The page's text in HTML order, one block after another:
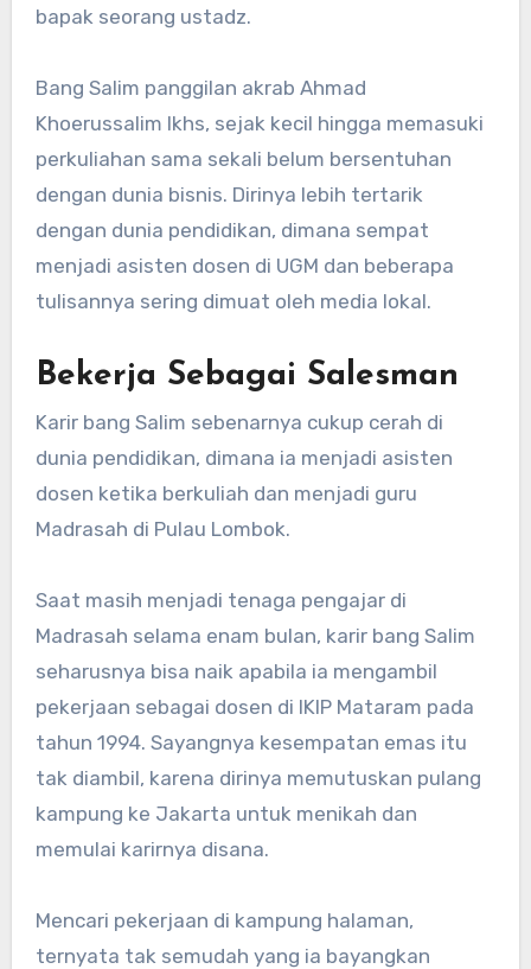
bapak seorang ustadz.
Bang Salim panggilan akrab Ahmad
Khoerussalim Ikhs, sejak kecil hingga memasuki
perkuliahan sama sekali belum bersentuhan
dengan dunia bisnis. Dirinya lebih tertarik
dengan dunia pendidikan, dimana sempat
menjadi asisten dosen di UGM dan beberapa
tulisannya sering dimuat oleh media lokal.
Bekerja Sebagai Salesman
Karir bang Salim sebenarnya cukup cerah di
dunia pendidikan, dimana ia menjadi asisten
dosen ketika berkuliah dan menjadi guru
Madrasah di Pulau Lombok.
Saat masih menjadi tenaga pengajar di
Madrasah selama enam bulan, karir bang Salim
seharusnya bisa naik apabila ia mengambil
pekerjaan sebagai dosen di IKIP Mataram pada
tahun 1994. Sayangnya kesempatan emas itu
tak diambil, karena dirinya memutuskan pulang
kampung ke Jakarta untuk menikah dan
memulai karirnya disana.
Mencari pekerjaan di kampung halaman,
ternyata tak semudah yang ia bayangkan